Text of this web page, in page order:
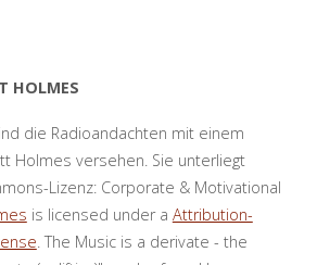
HOLMES
die Radioandachten mit einem
Holmes versehen. Sie unterliegt
Lizenz: Corporate & Motivational
is licensed under a Attribution-
. The Music is a derivate - the